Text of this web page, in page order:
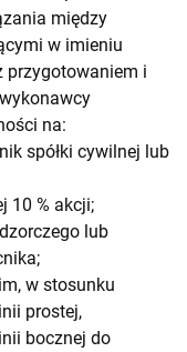
między
w imieniu
przygotowaniem i
na:
spółki cywilnej lub
10 % akcji;
lub
w stosunku
prostej,
bocznej do